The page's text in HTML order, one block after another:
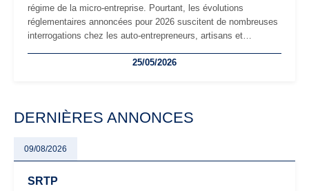
régime de la micro-entreprise. Pourtant, les évolutions
réglementaires annoncées pour 2026 suscitent de nombreuses
interrogations chez les auto-entrepreneurs, artisans et
facturation ou risque de bascule vers la TVA : les règles
25/05/2026
DERNIÈRES ANNONCES
09/08/2026
SRTP